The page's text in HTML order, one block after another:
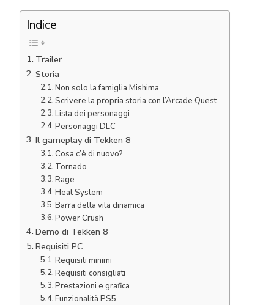
Indice
Trailer
Storia
Non solo la famiglia Mishima
Scrivere la propria storia con l’Arcade Quest
Lista dei personaggi
Personaggi DLC
Il gameplay di Tekken 8
Cosa c’è di nuovo?
Tornado
Rage
Heat System
Barra della vita dinamica
Power Crush
Demo di Tekken 8
Requisiti PC
Requisiti minimi
Requisiti consigliati
Prestazioni e grafica
Funzionalità PS5